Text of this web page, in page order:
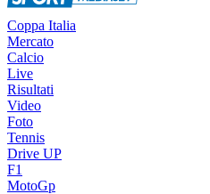
Coppa Italia
Mercato
Calcio
Live
Risultati
Video
Foto
Tennis
Drive UP
F1
MotoGp